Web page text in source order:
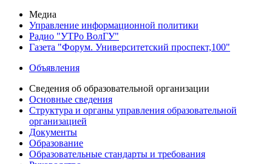
Медиа
Управление информационной политики
Радио "УТРо ВолГУ"
Газета "Форум. Университетский проспект,100"
Объявления
Сведения об образовательной организации
Основные сведения
Структура и органы управления образовательной
организацией
Документы
Образование
Образовательные стандарты и требования